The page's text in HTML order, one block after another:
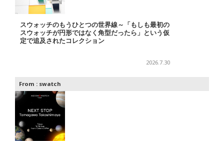
スウォッチのもうひとつの世界線～「もしも最初の
スウォッチが円形ではなく角型だったら」という仮
定で追及されたコレクション
2026.7.30
From : swatch